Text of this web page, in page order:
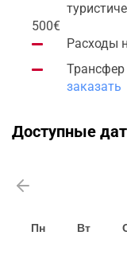
500€
Расходы
заказать
Доступные
Пн Вт